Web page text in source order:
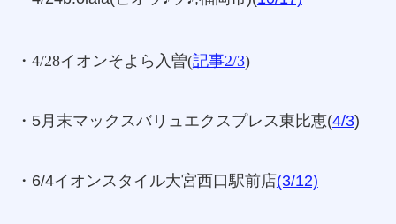
・4/28イオンそよら入曽(記事2/3)
・5月末マックスバリュエクスプレス東比恵(4/3)
・6/4イオンスタイル大宮西口駅前店(3/12)